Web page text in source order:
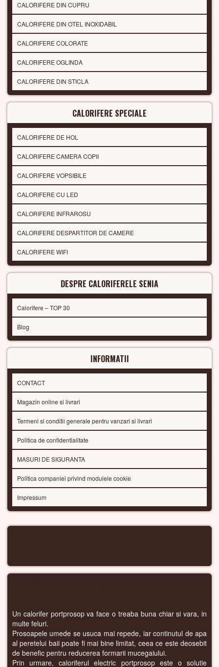
CALORIFERE DIN CUPRU
CALORIFERE DIN OTEL INOXIDABIL
CALORIFERE COLORATE
CALORIFERE OGLINDA
CALORIFERE DIN STICLA
CALORIFERE SPECIALE
CALORIFERE DE HOL
CALORIFERE CAMERA COPII
CALORIFERE VOPSIBILE
CALORIFERE CU LED
CALORIFERE INFRAROSU
CALORIFERE DESPARTITOR DE CAMERE
CALORIFERE WIFI
DESPRE CALORIFERELE SENIA
Calorifere – TOP 30
Blog
INFORMATII
CONTACT
Magazin online si livrari
Termeni si conditii generale pentru vanzari si livrari
Politica de confidentialitate
MASURI DE SIGURANTA
Politica companiei privind modulele cookie
Impressum
Un calorifer portprosop va face o treaba buna chiar si vara, in
multe feluri.
Prosoapele umede se usuca mai repede, iar continutul de apa
al peretelui baii poate fi mai bine limitat, ceea ce este deosebit
de benefic pentru reducerea formarii mucegaiului.
Prin urmare, caloriferul electric portprosop este o solutie